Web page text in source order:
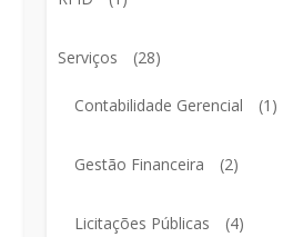
Serviços (28)
Contabilidade Gerencial (1)
Gestão Financeira (2)
Licitações Públicas (4)